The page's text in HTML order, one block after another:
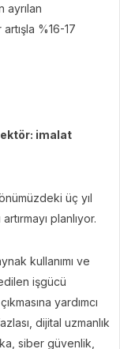
ayrılan
%16-17
imalat
üç yıl
planlıyor.
kullanımı ve
işgücü
yardımcı
dijital uzmanlık
siber güvenlik,